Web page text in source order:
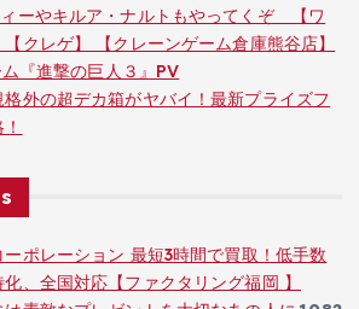
ーやキルア・ナルトもやってくぞ 【ワ
クレゲ】 【クレーンゲーム倉庫熊谷店】
『進撃の巨人３』PV
格外の超デカ箱がヤバイ！最新プライズフ
ポレーション 最短3時間で買取！低手数
、全国対応【ファクタリング福岡 】